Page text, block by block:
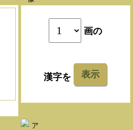
画の
漢字を 表示